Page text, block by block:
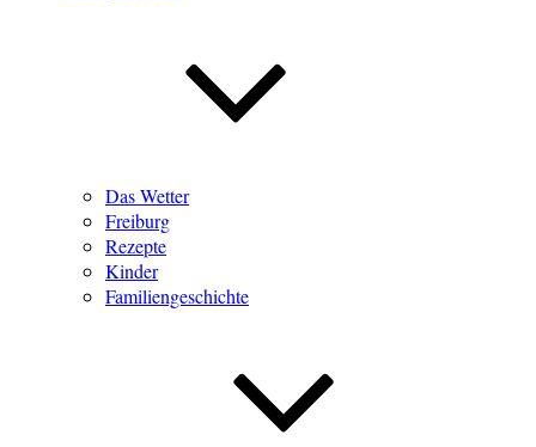
Das Wetter
Freiburg
Rezepte
Kinder
Familiengeschichte